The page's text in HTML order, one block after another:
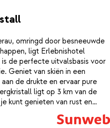
omringd door besneeuwde
ligt Erlebnishotel
de perfecte uitvalsbasis voor
Geniet van skiën in een
de drukte en ervaar pure
ligt op 3 km van de
kunt genieten van rust en
piste kun je heerlijk
van het hotel.